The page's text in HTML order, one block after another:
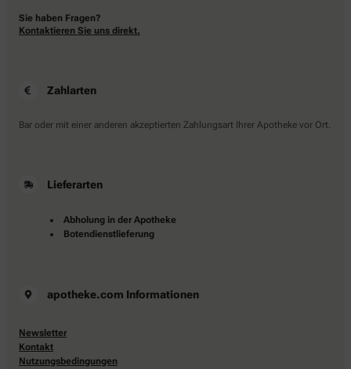
Sie haben Fragen?
Kontaktieren Sie uns direkt.
Zahlarten
Bar oder mit einer anderen akzeptierten Zahlungsart Ihrer Apotheke vor Ort.
Lieferarten
Abholung in der Apotheke
Botendienstlieferung
apotheke.com Informationen
Newsletter
Kontakt
Nutzungsbedingungen